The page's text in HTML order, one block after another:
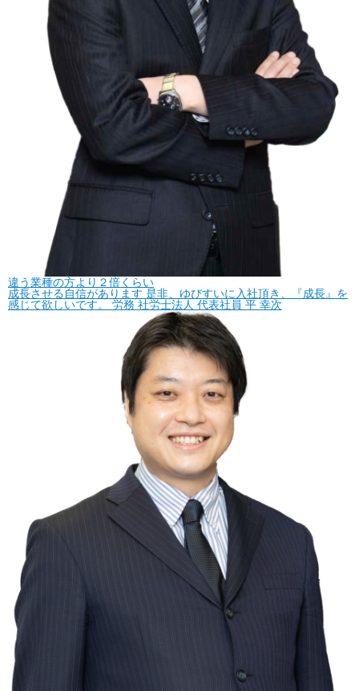
違う業種の方より２倍くらい
成長させる自信があります 是非、ゆびすいに入社頂き、『成長』を
感じて欲しいです。
労務 社労士法人 代表社員 平 幸次